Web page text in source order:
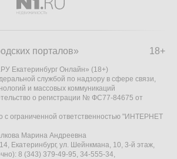
18+
порталов»
Екатеринбург Онлайн» (18+)
службой по надзору в сфере связи,
и массовых коммуникаций
о регистрации № ФС77-84675 от
с ограниченной ответственностью "ИНТЕРНЕТ
Марина Андреевна
Екатеринбург, ул. Шейнкмана, 10, 3-й этаж,
8 (343) 379-49-95, 34-555-34,